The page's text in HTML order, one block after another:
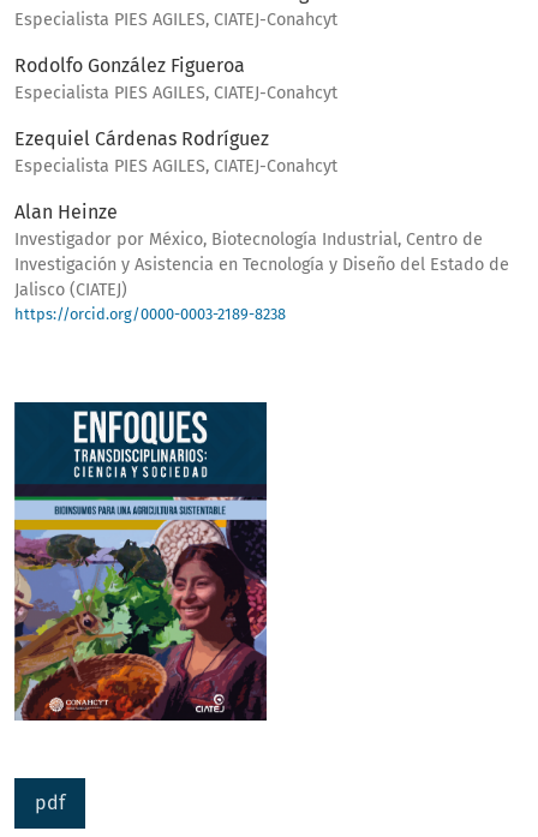
Especialista PIES AGILES, CIATEJ-Conahcyt
Rodolfo González Figueroa
Especialista PIES AGILES, CIATEJ-Conahcyt
Ezequiel Cárdenas Rodríguez
Especialista PIES AGILES, CIATEJ-Conahcyt
Alan Heinze
Investigador por México, Biotecnología Industrial, Centro de
Investigación y Asistencia en Tecnología y Diseño del Estado de
Jalisco (CIATEJ)
https://orcid.org/0000-0003-2189-8238
pdf